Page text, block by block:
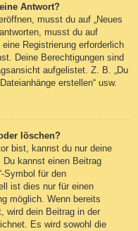
Antwort?
musst du auf „Neues
musst du auf
Registrierung erforderlich
Deine Berechtigungen sind
aufgelistet. Z. B. „Du
erstellen“ usw.
löschen?
bist, kannst du nur deine
Du kannst einen Beitrag
Symbol für den
ist dies nur für einen
möglich. Wenn bereits
wird dein Beitrag in der
Es wird sowohl die